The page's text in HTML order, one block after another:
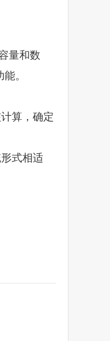
量和数
。
算，确定
式相适